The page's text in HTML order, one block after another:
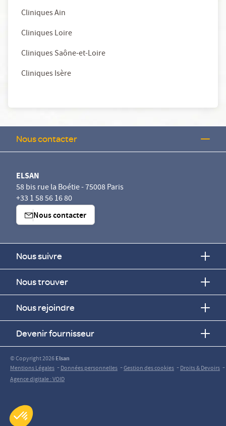
Cliniques Ain
Cliniques Loire
Cliniques Saône-et-Loire
Cliniques Isère
Nous contacter
ELSAN
58 bis rue la Boétie - 75008 Paris
+33 1 58 56 16 80
Nous contacter
Nous suivre
Nous trouver
Nous rejoindre
Devenir fournisseur
© Copyright 2026Elsan
Mentions Légales -Données personnelles -Gestion des cookies -Droits & Devoirs -
Agence digitale : VOID